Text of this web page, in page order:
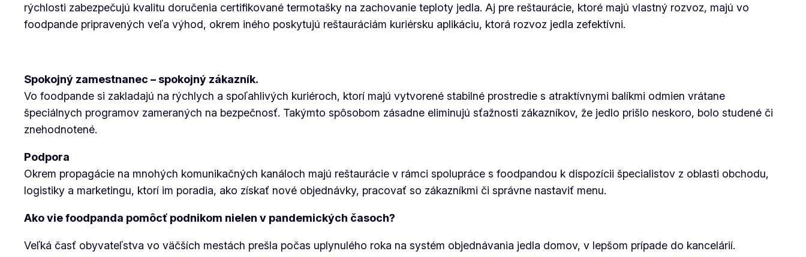
rýchlosti zabezpečujú kvalitu doručenia certifikované termotašky na zachovanie teploty jedla. Aj pre reštaurácie, ktoré majú vlastný rozvoz, majú vo
foodpande pripravených veľa výhod, okrem iného poskytujú reštauráciám kuriérsku aplikáciu, ktorá rozvoz jedla zefektívni.
Spokojný zamestnanec – spokojný zákazník.
Vo foodpande si zakladajú na rýchlych a spoľahlivých kuriéroch, ktorí majú vytvorené stabilné prostredie s atraktívnymi balíkmi odmien vrátane
špeciálnych programov zameraných na bezpečnosť. Takýmto spôsobom zásadne eliminujú sťažnosti zákazníkov, že jedlo prišlo neskoro, bolo studené či
znehodnotené.
Podpora
Okrem propagácie na mnohých komunikačných kanáloch majú reštaurácie v rámci spolupráce s foodpandou k dispozícii špecialistov z oblasti obchodu,
logistiky a marketingu, ktorí im poradia, ako získať nové objednávky, pracovať so zákazníkmi či správne nastaviť menu.
Ako vie foodpanda pomôcť podnikom nielen v pandemických časoch?
Veľká časť obyvateľstva vo väčších mestách prešla počas uplynulého roka na systém objednávania jedla domov, v lepšom prípade do kancelárií.